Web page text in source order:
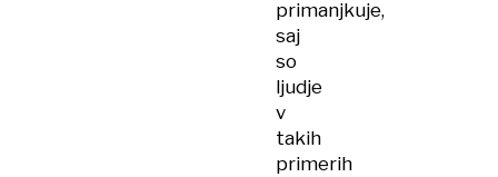
primanjkuje,
saj
so
ljudje
v
takih
primerih